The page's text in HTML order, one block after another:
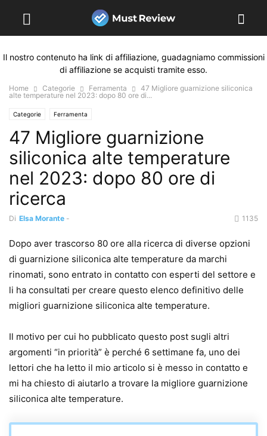
Il nostro contenuto ha link di affiliazione, guadagniamo commissioni
di affiliazione se acquisti tramite esso.
Home Categorie Ferramenta
47 Migliore guarnizione siliconica
alte temperature nel 2023: dopo 80 ore di...
Categorie Ferramenta
47 Migliore guarnizione
siliconica alte temperature
nel 2023: dopo 80 ore di
ricerca
Di Elsa Morante - 1135
Dopo aver trascorso 80 ore alla ricerca di diverse opzioni
di guarnizione siliconica alte temperature da marchi
rinomati, sono entrato in contatto con esperti del settore e
li ha consultati per creare questo elenco definitivo delle
migliori guarnizione siliconica alte temperature.
Il motivo per cui ho pubblicato questo post sugli altri
argomenti “in priorità” è perché 6 settimane fa, uno dei
lettori che ha letto il mio articolo si è messo in contatto e
mi ha chiesto di aiutarlo a trovare la migliore guarnizione
siliconica alte temperature.